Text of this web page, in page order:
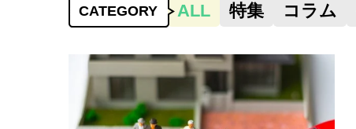
CATEGORY ALL 特集 コラム